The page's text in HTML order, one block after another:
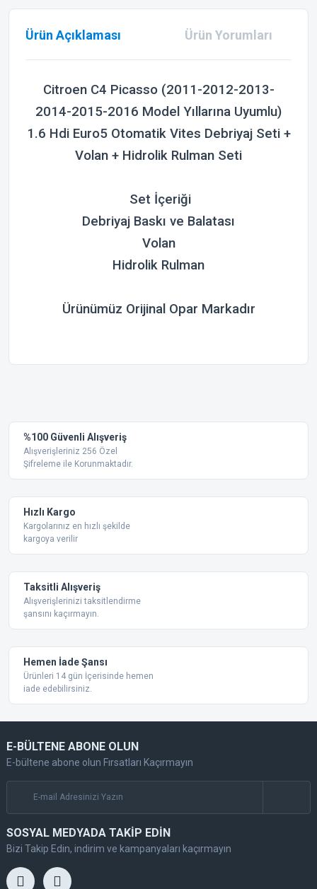
Ürün Açıklaması Ürün Yorumları
Citroen C4 Picasso (2011-2012-2013-
2014-2015-2016 Model Yıllarına Uyumlu)
1.6 Hdi Euro5 Otomatik Vites Debriyaj Seti +
Volan + Hidrolik Rulman Seti
Set İçeriği
Debriyaj Baskı ve Balatası
Volan
Hidrolik Rulman
Ürünümüz Orijinal Opar Markadır
Ürün resmi kalitesiz, bozuk veya görüntülenemiyor.
Ürün açıklamasında eksik bilgiler bulunuyor.
Bu ürüne benzer farklı alternatifler olmalı.
%100 Güvenli Alışveriş
Alışverişleriniz 256 Özel
Şifreleme ile Korunmaktadır.
Hızlı Kargo
Kargolarınız en hızlı şekilde
kargoya verilir
Taksitli Alışveriş
Alışverişlerinizi taksitlendirme
şansını kaçırmayın.
Hemen İade Şansı
Ürünleri 14 gün İçerisinde hemen
iade edebilirsiniz.
E-BÜLTENE ABONE OLUN
E-bültene abone olun Fırsatları Kaçırmayın
SOSYAL MEDYADA TAKİP EDİN
Bizi Takip Edin, indirim ve kampanyaları kaçırmayın